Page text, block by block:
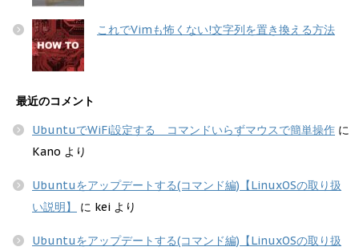
これでVimも怖くない!文字列を置き換える方法
最近のコメント
UbuntuでWiFi設定する コマンドいらずマウスで簡単操作 に
Kano より
Ubuntuをアップデートする(コマンド編)【LinuxOSの取り扱
い説明】
に kei より
Ubuntuをアップデートする(コマンド編)【LinuxOSの取り扱